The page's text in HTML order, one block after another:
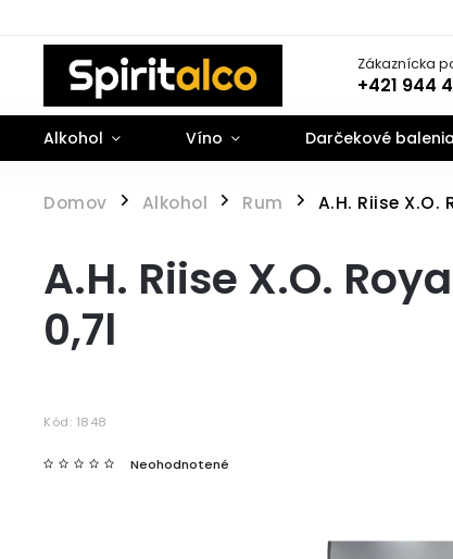
Zákaznícka
+421 944
Alkohol Víno Darčekové balenia
Domov / Alkohol / Rum / A.H. Riise X.O.
A.H. Riise X.O.
0,7l
Kód: 1848
Neohodnotené